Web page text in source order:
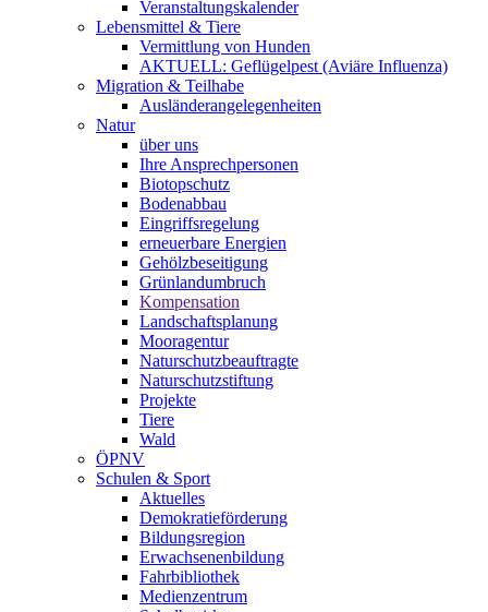
Veranstaltungskalender
Lebensmittel & Tiere
Vermittlung von Hunden
AKTUELL: Geflügelpest (Aviäre Influenza)
Migration & Teilhabe
Ausländerangelegenheiten
Natur
über uns
Ihre Ansprechpersonen
Biotopschutz
Bodenabbau
Eingriffsregelung
erneuerbare Energien
Gehölzbeseitigung
Grünlandumbruch
Kompensation
Landschaftsplanung
Mooragentur
Naturschutzbeauftragte
Naturschutzstiftung
Projekte
Tiere
Wald
ÖPNV
Schulen & Sport
Aktuelles
Demokratieförderung
Bildungsregion
Erwachsenenbildung
Fahrbibliothek
Medienzentrum